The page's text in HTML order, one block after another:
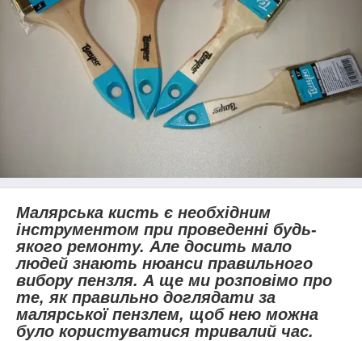
Малярська кисть є необхідним
інструментом при проведенні будь-
якого ремонту. Але досить мало
людей знають нюанси правильного
вибору пензля. А ще ми розповімо про
те, як правильно доглядати за
малярської пензлем, щоб нею можна
було користуватися тривалий час.